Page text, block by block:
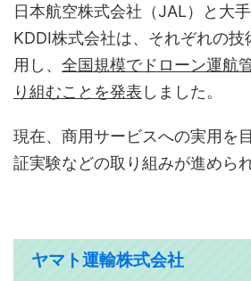
日本航空株式会社（JAL）と大
KDDI株式会社は、それぞれの
用し、 全国規模でドローン運航
り組むことを発表 しました。
現在、商用サービスへの実用を
証実験などの取り組みが進めら
ヤマト運輸株式会社